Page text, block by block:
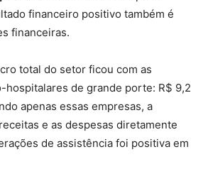
financeiro positivo também é
financeiras.
total do setor ficou com as
hospitalares de grande porte: R$ 9,2
apenas essas empresas, a
e as despesas diretamente
de assistência foi positiva em